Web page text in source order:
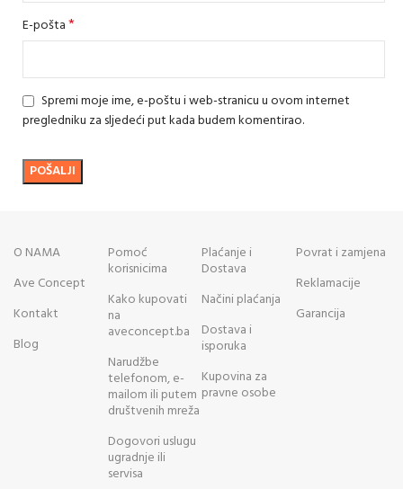
E-pošta*
Spremi moje ime, e-poštu i web-stranicu u ovom internet
pregledniku za sljedeći put kada budem komentirao.
O NAMA
Ave Concept
Kontakt
Blog
Pomoć
korisnicima
Kako kupovati
na
aveconcept.ba
Narudžbe
telefonom, e-
mailom ili putem
društvenih mreža
Dogovori uslugu
ugradnje ili
servisa
Plaćanje i
Dostava
Načini plaćanja
Dostava i
isporuka
Kupovina za
pravne osobe
Povrat i zamjena
Reklamacije
Garancija